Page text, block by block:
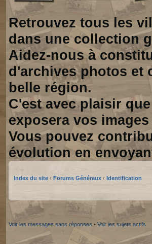
Retrouvez tous les
dans une collection
Aidez-nous à
d'archives photos et
belle région.
C'est avec plaisir
exposera vos
Vous pouvez
évolution en
Index du site ‹ Forums Généraux ‹ Identification
Voir les messages sans réponses • Voir les sujets actifs